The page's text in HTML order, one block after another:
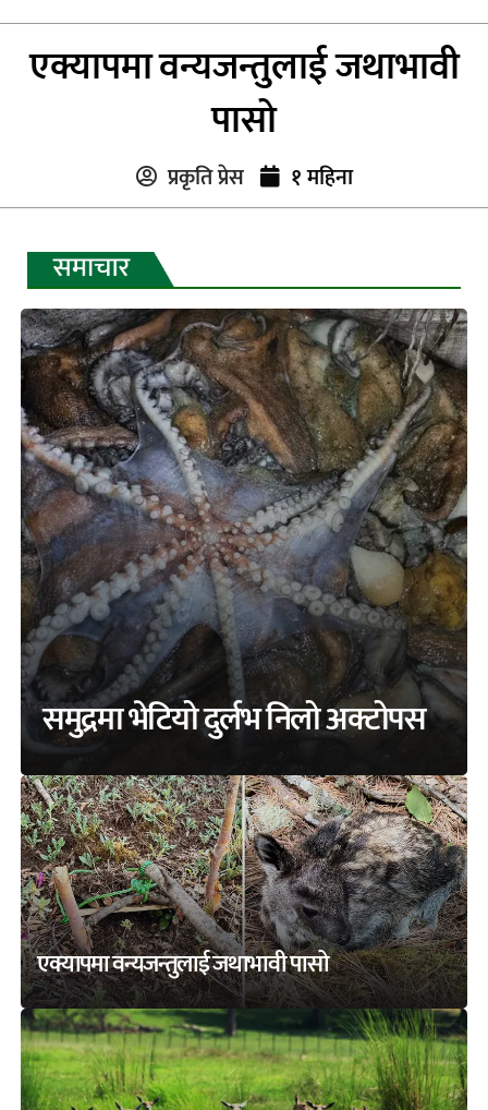
एक्यापमा वन्यजन्तुलाई जथाभावी
पासो
प्रकृति प्रेस १ महिना
समुद्रमा भेटियो दुर्लभ निलो अक्टोपस
एक्यापमा वन्यजन्तुलाई जथाभावी पासो